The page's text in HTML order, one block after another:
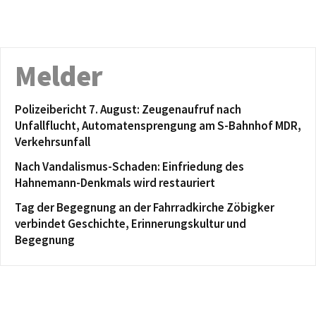
Melder
Polizeibericht 7. August: Zeugenaufruf nach
Unfallflucht, Automatensprengung am S-Bahnhof MDR,
Verkehrsunfall
Nach Vandalismus-Schaden: Einfriedung des
Hahnemann-Denkmals wird restauriert
Tag der Begegnung an der Fahrradkirche Zöbigker
verbindet Geschichte, Erinnerungskultur und
Begegnung